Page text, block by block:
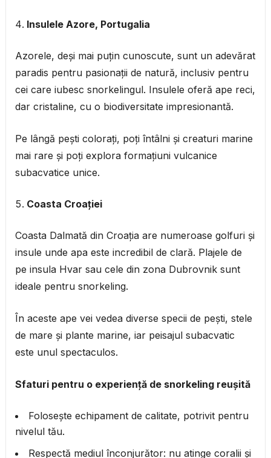
Insulele Azore, Portugalia
Azorele, deși mai puțin cunoscute, sunt un adevărat
paradis pentru pasionații de natură, inclusiv pentru
cei care iubesc snorkelingul. Insulele oferă ape reci,
dar cristaline, cu o biodiversitate impresionantă.
Pe lângă pești colorați, poți întâlni și creaturi marine
mai rare și poți explora formațiuni vulcanice
subacvatice unice.
Coasta Croației
Coasta Dalmată din Croația are numeroase golfuri și
insule unde apa este incredibil de clară. Plajele de
pe insula Hvar sau cele din zona Dubrovnik sunt
ideale pentru snorkeling.
În aceste ape vei vedea diverse specii de pești, stele
de mare și plante marine, iar peisajul subacvatic
este unul spectaculos.
Sfaturi pentru o experiență de snorkeling reușită
Folosește echipament de calitate, potrivit pentru
nivelul tău.
Respectă mediul înconjurător: nu atinge coralii și